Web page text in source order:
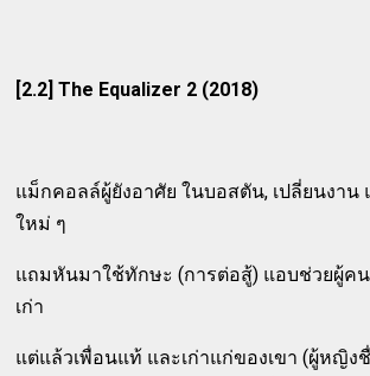
[2.2] The Equalizer 2 (2018)
แม็กคอลล์ผู้ยังอาศัย ในบอสตัน, เปลี่ยนงาน
ใหม่ ๆ
แถมหันมาใช้ทักษะ (การต่อสู้) แอบช่วยผู้คน
เก่า
แต่แล้วเพื่อนแท้ และเก่าแก่ของเขา (ผู้หญิ